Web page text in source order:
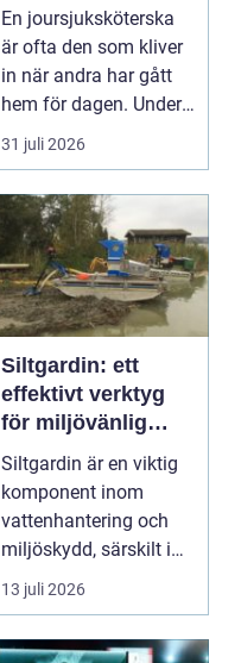
dygnet runt
En joursjuksköterska
är ofta den som kliver
in när andra har gått
hem för dagen. Under
sena kvällar,...
31 juli 2026
Siltgardin: ett
effektivt verktyg
för miljövänlig
vattenhantering
Siltgardin är en viktig
komponent inom
vattenhantering och
miljöskydd, särskilt i
verksamheter som i...
13 juli 2026